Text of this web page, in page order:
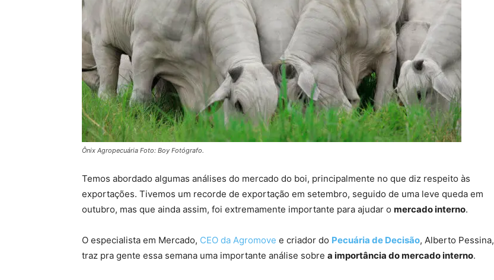
Ônix Agropecuária Foto: Boy Fotógrafo.
Temos abordado algumas análises do mercado do boi, principalmente no que diz respeito às
exportações. Tivemos um recorde de exportação em setembro, seguido de uma leve queda em
outubro, mas que ainda assim, foi extremamente importante para ajudar o mercado interno.
O especialista em Mercado, CEO da Agromove e criador do Pecuária de Decisão, Alberto Pessina,
traz pra gente essa semana uma importante análise sobre a importância do mercado interno.